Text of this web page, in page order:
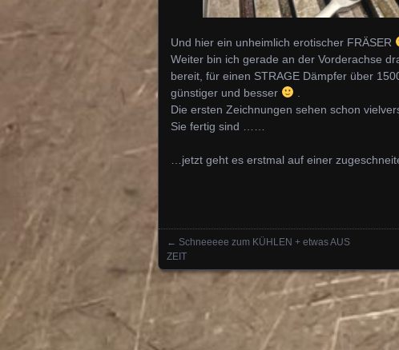
Und hier ein unheimlich erotischer FRÄSER
Weiter bin ich gerade an der Vorderachse
bereit, für einen STRAGE Dämpfer über
günstiger und besser
Die ersten Zeichnungen sehen schon
Sie fertig sind ……
…jetzt geht es erstmal auf einer
Posts navigation
← Schneeeee zum KÜHLEN + etwas AUS
ZEIT